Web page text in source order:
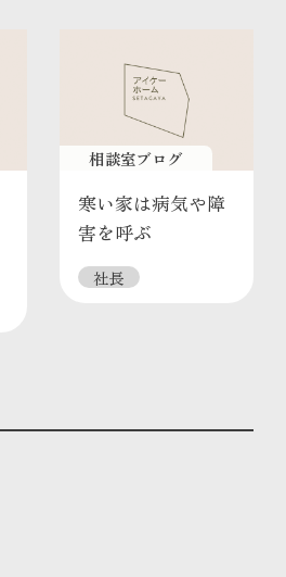
相談室ブログ
寒い家は病気や障
害を呼ぶ
社長